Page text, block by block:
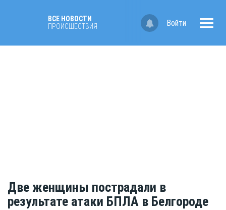
ВСЕ НОВОСТИ
ПРОИСШЕСТВИЯ
Войти
Две женщины пострадали в
результате атаки БПЛА в Белгороде